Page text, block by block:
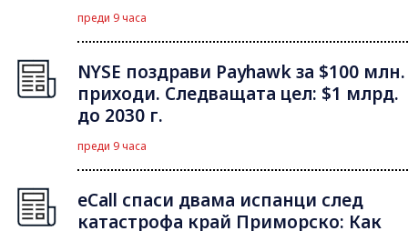
преди 9 часа
NYSE поздрави Payhawk за $100 млн.
приходи. Следващата цел: $1 млрд.
до 2030 г.
преди 9 часа
eCall спаси двама испанци след
катастрофа край Приморско: Как